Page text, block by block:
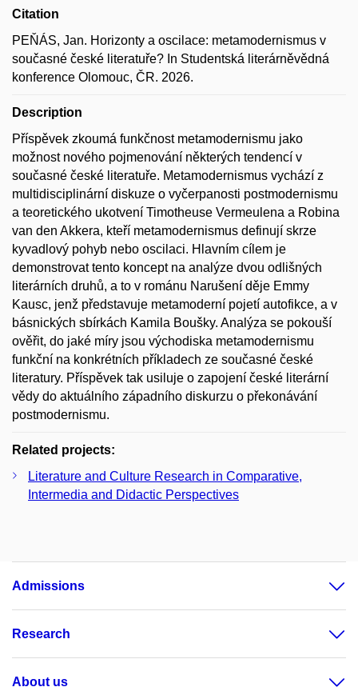
Citation
PEŇÁS, Jan. Horizonty a oscilace: metamodernismus v
současné české literatuře? In Studentská literárněvědná
konference Olomouc, ČR. 2026.
Description
Příspěvek zkoumá funkčnost metamodernismu jako
možnost nového pojmenování některých tendencí v
současné české literatuře. Metamodernismus vychází z
multidisciplinární diskuze o vyčerpanosti postmodernismu
a teoretického ukotvení Timotheuse Vermeulena a Robina
van den Akkera, kteří metamodernismus definují skrze
kyvadlový pohyb nebo oscilaci. Hlavním cílem je
demonstrovat tento koncept na analýze dvou odlišných
literárních druhů, a to v románu Narušení děje Emmy
Kausc, jenž představuje metamoderní pojetí autofikce, a v
básnických sbírkách Kamila Boušky. Analýza se pokouší
ověřit, do jaké míry jsou východiska metamodernismu
funkční na konkrétních příkladech ze současné české
literatury. Příspěvek tak usiluje o zapojení české literární
vědy do aktuálního západního diskurzu o překonávání
postmodernismu.
Related projects:
Literature and Culture Research in Comparative,
Intermedia and Didactic Perspectives
Admissions
Research
About us